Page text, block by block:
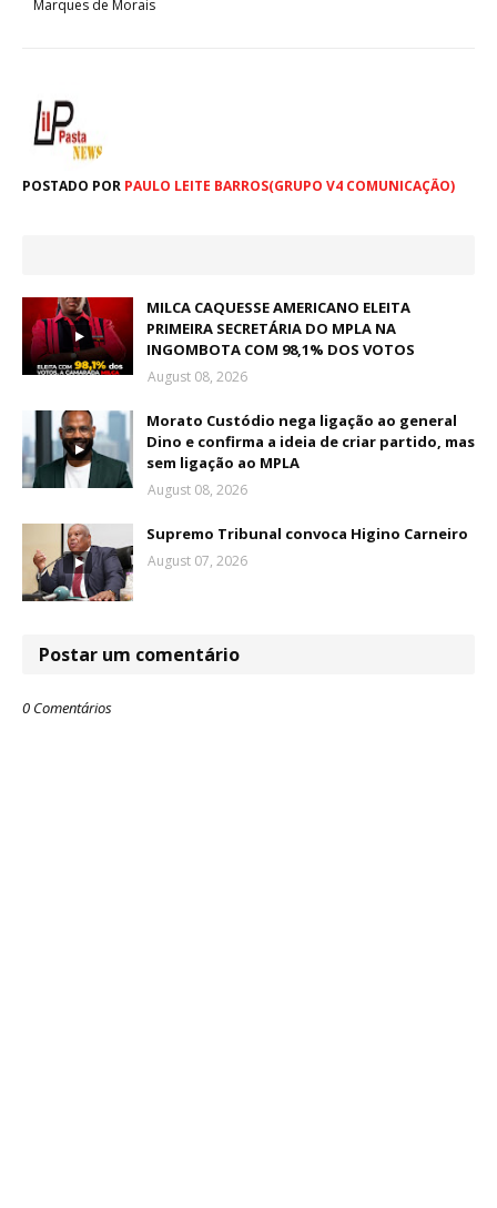
Marques de Morais
POSTADO POR PAULO LEITE BARROS(GRUPO V4 COMUNICAÇÃO)
MILCA CAQUESSE AMERICANO ELEITA
PRIMEIRA SECRETÁRIA DO MPLA NA
INGOMBOTA COM 98,1% DOS VOTOS
August 08, 2026
Morato Custódio nega ligação ao general
Dino e confirma a ideia de criar partido, mas
sem ligação ao MPLA
August 08, 2026
Supremo Tribunal convoca Higino Carneiro
August 07, 2026
Postar um comentário
0 Comentários